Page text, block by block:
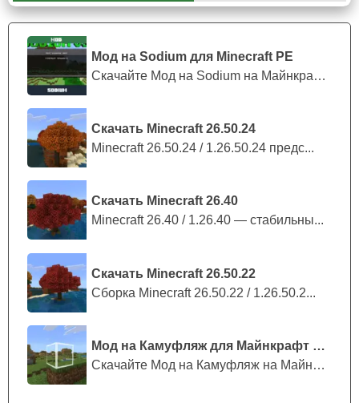
Мод на Sodium для Minecraft PE
Скачайте Мод на Sodium на Майнкрафт П...
Скачать Minecraft 26.50.24
Minecraft 26.50.24 / 1.26.50.24 предс...
Скачать Minecraft 26.40
Minecraft 26.40 / 1.26.40 — стабильны...
Скачать Minecraft 26.50.22
Сборка Minecraft 26.50.22 / 1.26.50.2...
Мод на Камуфляж для Майнкрафт ПЕ
Скачайте Мод на Камуфляж на Майнкрафт...
Копьё;
коса;
серп;
булава;
острая лопата;
нунчаки;
катана;
сюрикен;
молот.
Каждое из них имеет уникальный рецепт для создания.
Также в зависимости от материала, который выберет
нанесения уроном ядом, заканчивая прочностью.
Игрокам Minecraft PE не надо их накладывать как со